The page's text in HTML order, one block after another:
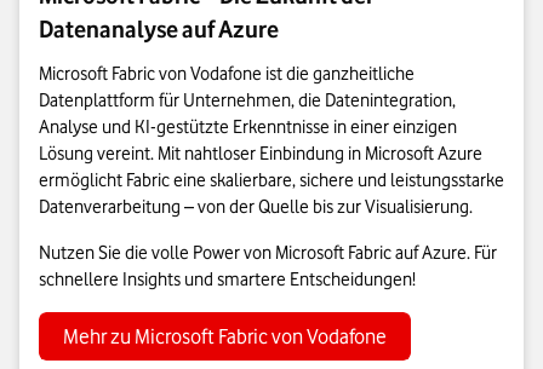
Datenanalyse auf Azure
Microsoft Fabric von Vodafone ist die ganzheitliche
Datenplattform für Unternehmen, die Datenintegration,
Analyse und KI-gestützte Erkenntnisse in einer einzigen
Lösung vereint. Mit nahtloser Einbindung in Microsoft Azure
ermöglicht Fabric eine skalierbare, sichere und leistungsstarke
Datenverarbeitung – von der Quelle bis zur Visualisierung.
Nutzen Sie die volle Power von Microsoft Fabric auf Azure. Für
schnellere Insights und smartere Entscheidungen!
Mehr zu Microsoft Fabric von Vodafone